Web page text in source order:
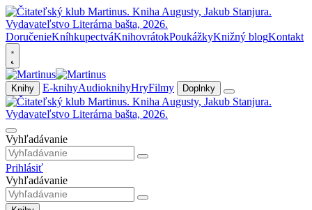
DoručenieKníhkupectváKnihovrátokPoukážkyKnižný blogKontakt
Knihy E-knihyAudioknihyHryFilmy Doplnky
Vyhľadávanie
Prihlásiť
Vyhľadávanie